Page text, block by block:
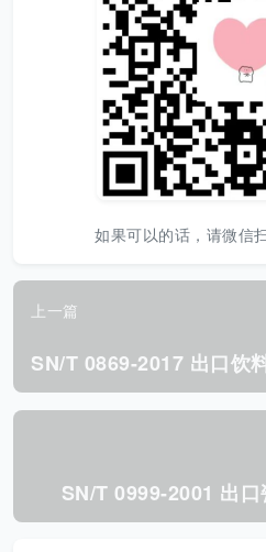
如果可以的话，请微信
上一篇
SN/T 0999-2001 出